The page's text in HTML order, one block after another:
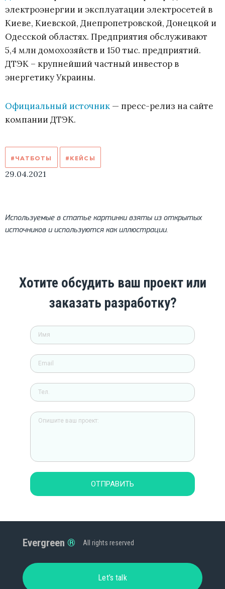
электроэнергии и эксплуатации электросетей в
Киеве, Киевской, Днепропетровской, Донецкой и
Одесской областях. Предприятия обслуживают
5,4 млн домохозяйств и 150 тыс. предприятий.
ДТЭК – крупнейший частный инвестор в
энергетику Украины.
Официальный источник — пресс-релиз на сайте
компании ДТЭК.
#ЧАТБОТЫ #КЕЙСЫ
29.04.2021
Используемые в статье картинки взяты из открытых
источников и используются как иллюстрации.
Хотите обсудить ваш проект или
заказать разработку?
ОТПРАВИТЬ
Evergreen All rights reserved
Let’s talk